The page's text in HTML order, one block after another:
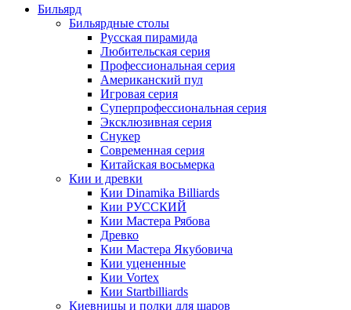
Бильярд
Бильярдные столы
Русская пирамида
Любительская серия
Профессиональная серия
Американский пул
Игровая серия
Суперпрофессиональная серия
Эксклюзивная серия
Снукер
Современная серия
Китайская восьмерка
Кии и древки
Кии Dinamika Billiards
Кии РУССКИЙ
Кии Мастера Рябова
Древко
Кии Мастера Якубовича
Кии уцененные
Кии Vortex
Кии Startbilliards
Киевницы и полки для шаров